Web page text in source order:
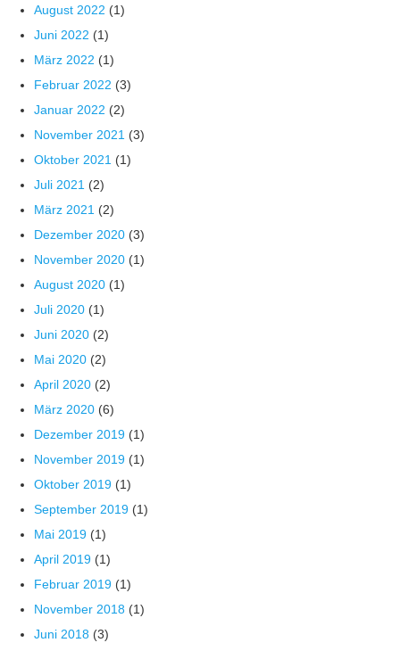
August 2022 (1)
Juni 2022 (1)
März 2022 (1)
Februar 2022 (3)
Januar 2022 (2)
November 2021 (3)
Oktober 2021 (1)
Juli 2021 (2)
März 2021 (2)
Dezember 2020 (3)
November 2020 (1)
August 2020 (1)
Juli 2020 (1)
Juni 2020 (2)
Mai 2020 (2)
April 2020 (2)
März 2020 (6)
Dezember 2019 (1)
November 2019 (1)
Oktober 2019 (1)
September 2019 (1)
Mai 2019 (1)
April 2019 (1)
Februar 2019 (1)
November 2018 (1)
Juni 2018 (3)